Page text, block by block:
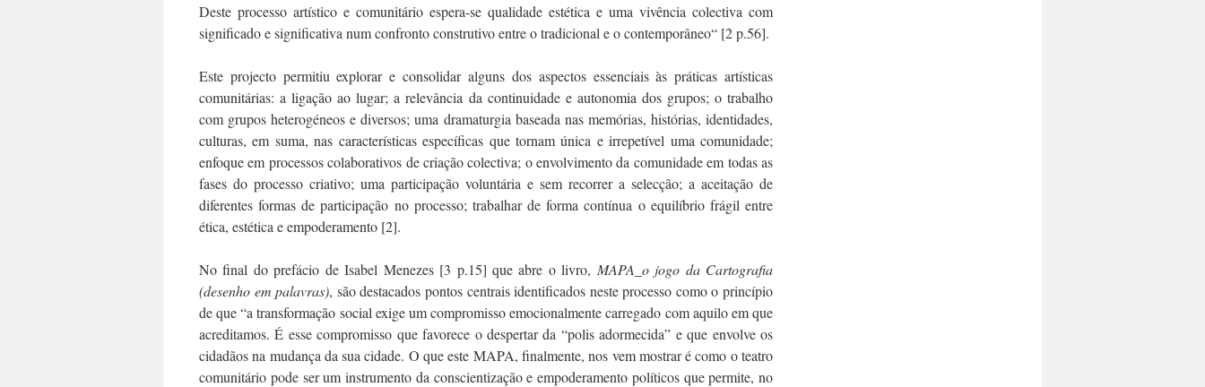
Deste processo artístico e comunitário espera-se qualidade estética e uma vivência colectiva com
significado e significativa num confronto construtivo entre o tradicional e o contemporâneo“ [2 p.56].
Este projecto permitiu explorar e consolidar alguns dos aspectos essenciais às práticas artísticas
comunitárias: a ligação ao lugar; a relevância da continuidade e autonomia dos grupos; o trabalho
com grupos heterogéneos e diversos; uma dramaturgia baseada nas memórias, histórias, identidades,
culturas, em suma, nas características específicas que tornam única e irrepetível uma comunidade;
enfoque em processos colaborativos de criação colectiva; o envolvimento da comunidade em todas as
fases do processo criativo; uma participação voluntária e sem recorrer a selecção; a aceitação de
diferentes formas de participação no processo; trabalhar de forma contínua o equilíbrio frágil entre
ética, estética e empoderamento [2].
No final do prefácio de Isabel Menezes [3 p.15] que abre o livro, MAPA_o jogo da Cartografia
(desenho em palavras), são destacados pontos centrais identificados neste processo como o princípio
de que “a transformação social exige um compromisso emocionalmente carregado com aquilo em que
acreditamos. É esse compromisso que favorece o despertar da “polis adormecida” e que envolve os
cidadãos na mudança da sua cidade. O que este MAPA, finalmente, nos vem mostrar é como o teatro
comunitário pode ser um instrumento da conscientização e empoderamento políticos que permite, no